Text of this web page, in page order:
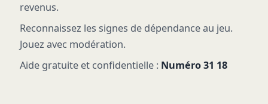
revenus.
Reconnaissez les signes de dépendance au jeu.
Jouez avec modération.
Aide gratuite et confidentielle : Numéro 31 18